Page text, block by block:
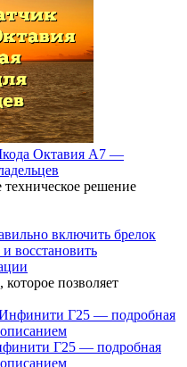
Октавия А7 —
решение
включить брелок
восстановить
позволяет
Г25 — подробная